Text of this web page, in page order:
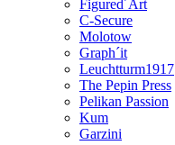
Figured´Art
C-Secure
Molotow
Graph´it
Leuchtturm1917
The Pepin Press
Pelikan Passion
Kum
Garzini